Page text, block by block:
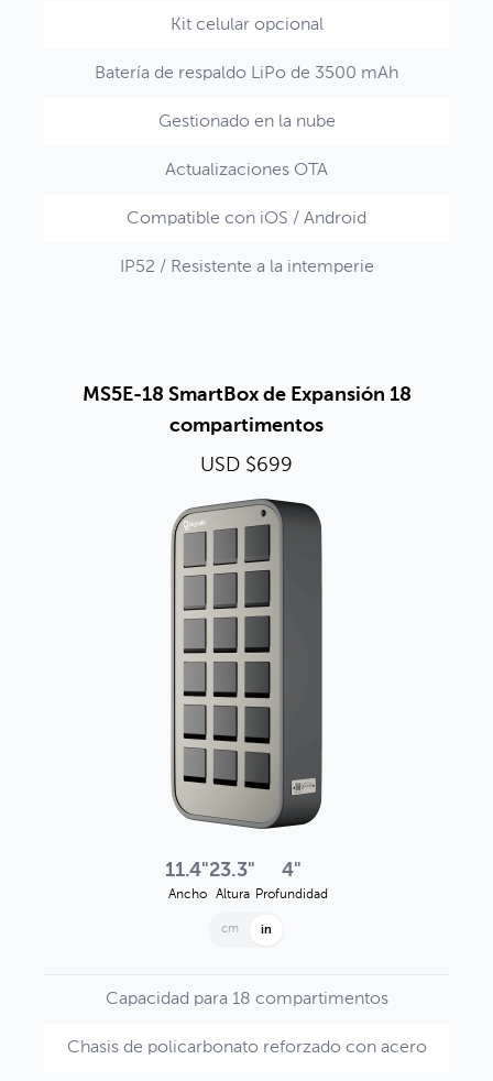
Kit celular opcional
Batería de respaldo LiPo de 3500 mAh
Gestionado en la nube
Actualizaciones OTA
Compatible con iOS / Android
IP52 / Resistente a la intemperie
MS5E-18 SmartBox de Expansión 18
compartimentos
USD $699
11.4"
Ancho
23.3"
Altura
4"
Profundidad
cm in
Capacidad para 18 compartimentos
Chasis de policarbonato reforzado con acero